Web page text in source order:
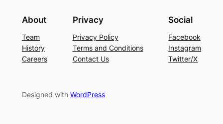
About
Team
History
Careers
Privacy
Privacy Policy
Terms and Conditions
Contact Us
Social
Facebook
Instagram
Twitter/X
Designed with WordPress